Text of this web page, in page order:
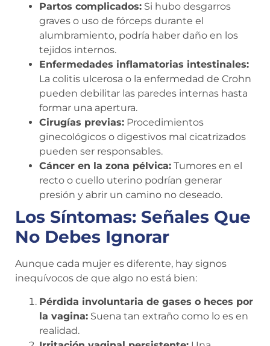
Partos complicados: Si hubo desgarros
graves o uso de fórceps durante el
alumbramiento, podría haber daño en los
tejidos internos.
Enfermedades inflamatorias intestinales:
La colitis ulcerosa o la enfermedad de Crohn
pueden debilitar las paredes internas hasta
formar una apertura.
Cirugías previas: Procedimientos
ginecológicos o digestivos mal cicatrizados
pueden ser responsables.
Cáncer en la zona pélvica: Tumores en el
recto o cuello uterino podrían generar
presión y abrir un camino no deseado.
Los Síntomas: Señales Que
No Debes Ignorar
Aunque cada mujer es diferente, hay signos
inequívocos de que algo no está bien:
Pérdida involuntaria de gases o heces por
la vagina: Suena tan extraño como lo es en
realidad.